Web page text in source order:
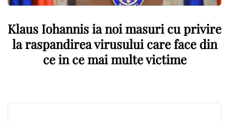
Klaus Iohannis ia noi masuri cu privire
la raspandirea virusului care face din
ce in ce mai multe victime